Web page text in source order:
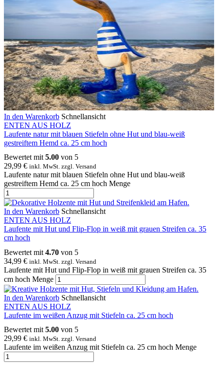
In den Warenkorb Schnellansicht
ENTEN AUS HOLZ
Laufente natur mit blauen Stiefeln ohne Hut und blau-weiß
gestreiftem Hemd ca. 25 cm hoch
Bewertet mit 5.00 von 5
29,99 € inkl. MwSt. zzgl. Versand
Laufente natur mit blauen Stiefeln ohne Hut und blau-weiß
gestreiftem Hemd ca. 25 cm hoch Menge
In den Warenkorb Schnellansicht
ENTEN AUS HOLZ
Laufente mit Hut und Flip-Flop in weiß mit grauen Streifen ca. 35
cm hoch
Bewertet mit 4.70 von 5
34,99 € inkl. MwSt. zzgl. Versand
Laufente mit Hut und Flip-Flop in weiß mit grauen Streifen ca. 35
cm hoch Menge
In den Warenkorb Schnellansicht
ENTEN AUS HOLZ
Laufente im weißen Anzug mit Stiefeln ca. 25 cm hoch
Bewertet mit 5.00 von 5
29,99 € inkl. MwSt. zzgl. Versand
Laufente im weißen Anzug mit Stiefeln ca. 25 cm hoch Menge